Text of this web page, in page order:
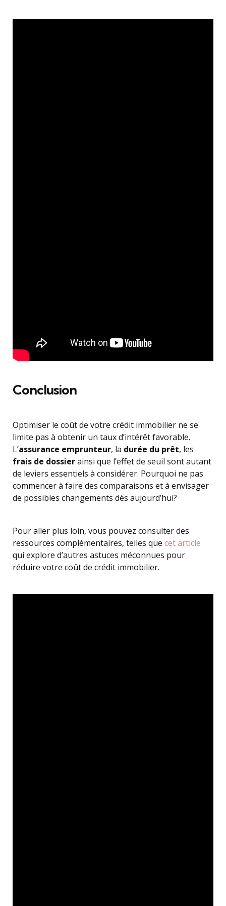
Conclusion
Optimiser le coût de votre crédit immobilier ne se
limite pas à obtenir un taux d’intérêt favorable.
L’assurance emprunteur, la durée du prêt, les
frais de dossierainsi que l’effet de seuil sont autant
de leviers essentiels à considérer. Pourquoi ne pas
commencer à faire des comparaisons et à envisager
de possibles changements dès aujourd’hui?
Pour aller plus loin, vous pouvez consulter des
ressources complémentaires, telles que cet article
qui explore d’autres astuces méconnues pour
réduire votre coût de crédit immobilier.